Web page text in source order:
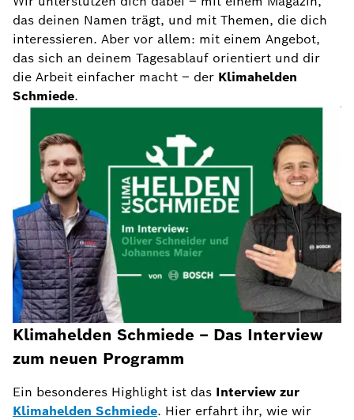
das deinen Namen trägt, und mit Themen, die dich
interessieren. Aber vor allem: mit einem Angebot,
das sich an deinem Tagesablauf orientiert und dir
die Arbeit einfacher macht – der Klimahelden
Schmiede.
Klimahelden Schmiede – Das Interview
zum neuen Programm
Ein besonderes Highlight ist das Interview zur
Klimahelden Schmiede. Hier erfahrt ihr, wie wir